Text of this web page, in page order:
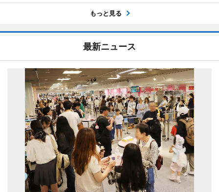
もっと見る
最新ニュース